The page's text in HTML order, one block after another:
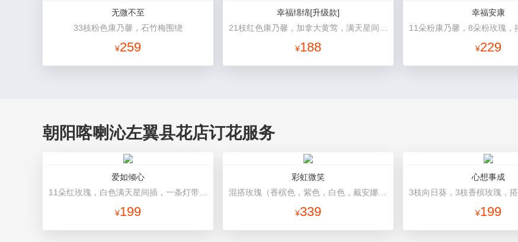
无微不至
33枝粉色康乃馨，石竹梅围绕
¥259
幸福绵绵[升级款]
¥188
幸福安康
¥229
朝阳喀喇沁左翼县花店订花服务
爱如倾心
¥199
彩虹微笑
¥339
心想事成
¥199